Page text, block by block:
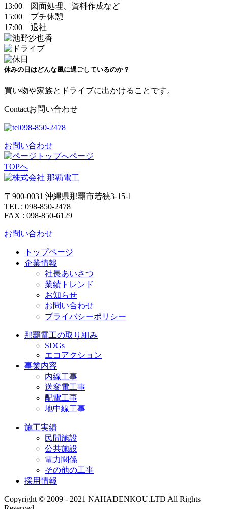
13:00 図面処理、資料作成など
15:00 プチ休憩
17:00 退社
休みの日はどんな風に過ごしているのか？
買い物や家族とドライブに出かけることです。
Contactお問い合わせ
098-850-2478
お問い合わせ
ページ
TOPへ
〒900-0031 沖縄県那覇市若狭3-15-1
TEL : 098-850-2478
FAX : 098-850-6129
お問い合わせ
トップページ
企業情報
社長あいさつ
業績トレンド
お知らせ
お問い合わせ
プライバシーポリシー
那覇電工の取り組み
SDGs
エコアクション
事業内容
内線工事
送変電工事
配電工事
地中線工事
施工実績
民間施設
公共施設
電力関係
その他の工事
採用情報
Copyright © 2009 - 2021 NAHADENKOU.LTD All Rights